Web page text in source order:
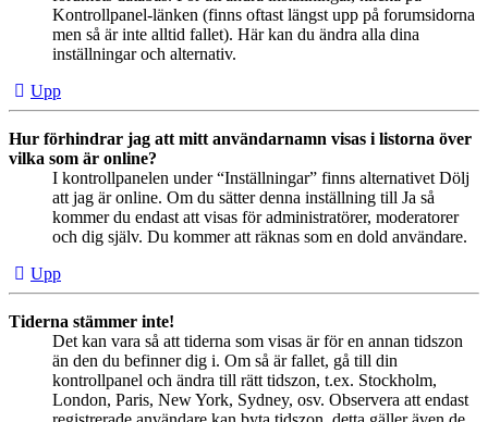
Kontrollpanel-länken (finns oftast längst upp på forumsidorna
men så är inte alltid fallet). Här kan du ändra alla dina
inställningar och alternativ.
Upp
Hur förhindrar jag att mitt användarnamn visas i listorna över
vilka som är online?
I kontrollpanelen under “Inställningar” finns alternativet Dölj
att jag är online. Om du sätter denna inställning till Ja så
kommer du endast att visas för administratörer, moderatorer
och dig själv. Du kommer att räknas som en dold användare.
Upp
Tiderna stämmer inte!
Det kan vara så att tiderna som visas är för en annan tidszon
än den du befinner dig i. Om så är fallet, gå till din
kontrollpanel och ändra till rätt tidszon, t.ex. Stockholm,
London, Paris, New York, Sydney, osv. Observera att endast